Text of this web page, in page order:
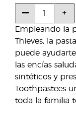
Empleando la
Thieves, la
puede
las encías
sintéticos y
Toothpastees
toda la familia